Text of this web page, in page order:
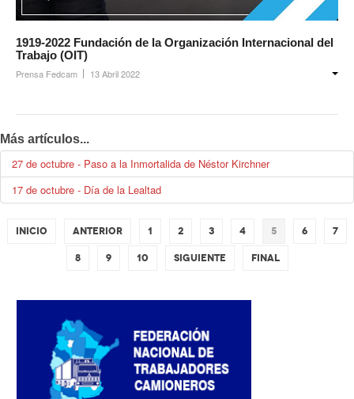
1919-2022 Fundación de la Organización Internacional del
Trabajo (OIT)
Prensa Fedcam 13 Abril 2022
Más artículos...
27 de octubre - Paso a la Inmortalida de Néstor Kirchner
17 de octubre - Día de la Lealtad
Inicio Anterior 1 2 3 4 5 6 7
8 9 10 Siguiente Final